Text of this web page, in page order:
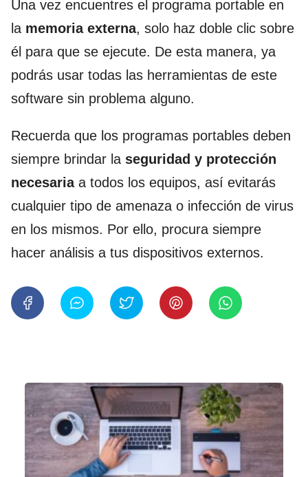
Una vez encuentres el programa portable en
la memoria externa, solo haz doble clic sobre
él para que se ejecute. De esta manera, ya
podrás usar todas las herramientas de este
software sin problema alguno.
Recuerda que los programas portables deben
siempre brindar la seguridad y protección
necesariaa todos los equipos, así evitarás
cualquier tipo de amenaza o infección de virus
en los mismos. Por ello, procura siempre
hacer análisis a tus dispositivos externos.